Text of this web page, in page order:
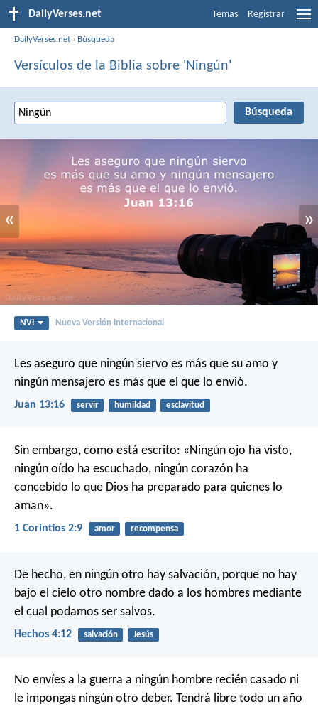
DailyVerses.net Temas Registrar
DailyVerses.net › Búsqueda
Versículos de la Biblia sobre 'Ningún'
« »
NVI Nueva Versión Internacional
Les aseguro que ningún siervo es más que su amo y
ningún mensajero es más que el que lo envió.
Juan 13:16 servir humildad esclavitud
Sin embargo, como está escrito: «Ningún ojo ha visto,
ningún oído ha escuchado, ningún corazón ha
concebido lo que Dios ha preparado para quienes lo
aman».
1 Corintios 2:9 amor recompensa
De hecho, en ningún otro hay salvación, porque no hay
bajo el cielo otro nombre dado a los hombres mediante
el cual podamos ser salvos.
Hechos 4:12 salvación Jesús
No envíes a la guerra a ningún hombre recién casado ni
le impongas ningún otro deber. Tendrá libre todo un año